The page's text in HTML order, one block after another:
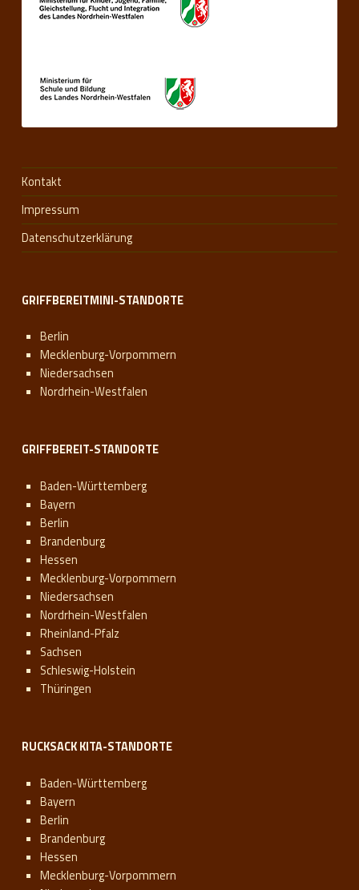
Kontakt
Impressum
Datenschutzerklärung
GRIFFBEREITMINI-STANDORTE
Berlin
Mecklenburg-Vorpommern
Niedersachsen
Nordrhein-Westfalen
GRIFFBEREIT-STANDORTE
Baden-Württemberg
Bayern
Berlin
Brandenburg
Hessen
Mecklenburg-Vorpommern
Niedersachsen
Nordrhein-Westfalen
Rheinland-Pfalz
Sachsen
Schleswig-Holstein
Thüringen
RUCKSACK KITA-STANDORTE
Baden-Württemberg
Bayern
Berlin
Brandenburg
Hessen
Mecklenburg-Vorpommern